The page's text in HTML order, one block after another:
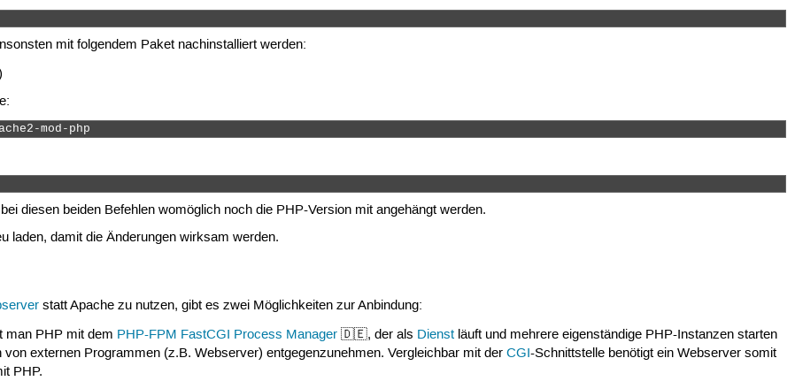
mit folgendem Paket nachinstalliert werden:
mod-php
diesen beiden Befehlen womöglich noch die PHP-Version mit angehängt werden.
laden, damit die Änderungen wirksam werden.
statt Apache zu nutzen, gibt es zwei Möglichkeiten zur Anbindung:
man PHP mit dem PHP-FPM FastCGI Process Manager 🇩🇪, der als Dienst läuft und mehrere eigenständige PHP-Instanzen starten
von externen Programmen (z.B. Webserver) entgegenzunehmen. Vergleichbar mit derCGI-Schnittstelle benötigt ein Webserver somit
PHP.